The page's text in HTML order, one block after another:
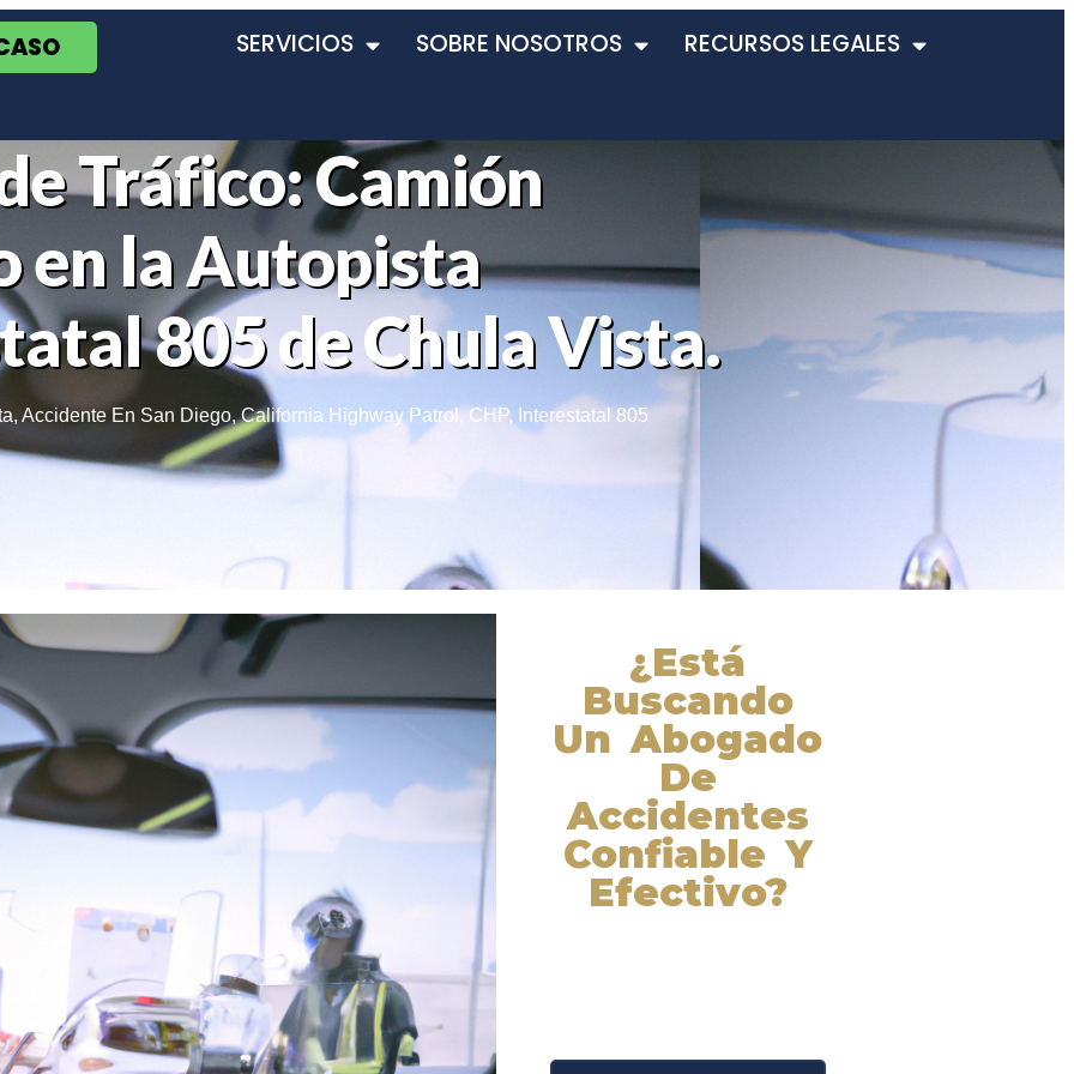
SERVICIOS SOBRE NOSOTROS RECURSOS LEGALES
Tráfico: Camión
en la Autopista
805 de Chula Vista.
,Accidente En San Diego,California Highway Patrol,CHP, Interestatal 805
¿Está
Buscando
Un Abogado
De
Accidentes
Confiable Y
Efectivo?